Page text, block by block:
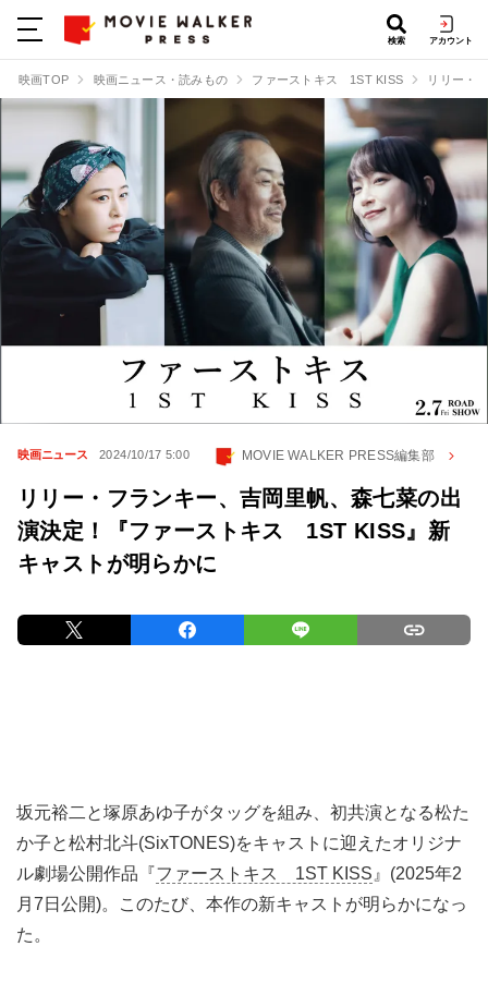
検索 アカウント
映画TOP 映画ニュース・読みもの ファーストキス 1ST KISS リリー・
映画ニュース 2024/10/17 5:00 MOVIE WALKER PRESS編集部
リリー・フランキー、吉岡里帆、森七菜の出
演決定！『ファーストキス 1ST KISS』新
キャストが明らかに
坂元裕二と塚原あゆ子がタッグを組み、初共演となる松た
か子と松村北斗(SixTONES)をキャストに迎えたオリジナ
ル劇場公開作品『ファーストキス 1ST KISS 』(2025年2
月7日公開)。このたび、本作の新キャストが明らかになっ
た。